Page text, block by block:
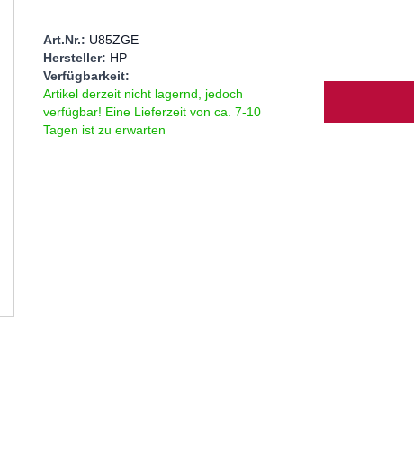
Art.Nr.: U85ZGE
Hersteller: HP
Verfügbarkeit:
Artikel derzeit nicht lagernd, jedoch
verfügbar! Eine Lieferzeit von ca. 7-10
Tagen ist zu erwarten